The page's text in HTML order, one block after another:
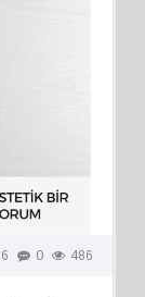
0 486